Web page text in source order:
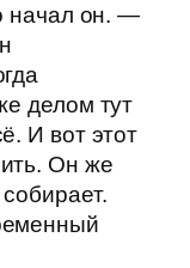
начал он. —
делом тут
И вот этот
Он же